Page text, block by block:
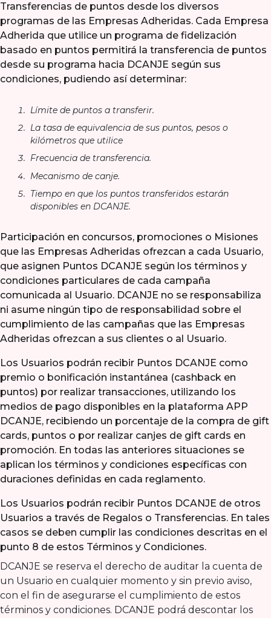
Transferencias de puntos desde los diversos
programas de las Empresas Adheridas. Cada Empresa
Adherida que utilice un programa de fidelización
basado en puntos permitirá la transferencia de puntos
desde su programa hacia DCANJE según sus
condiciones, pudiendo así determinar:
Límite de puntos a transferir.
La tasa de equivalencia de sus puntos, pesos o
kilómetros que utilice
Frecuencia de transferencia.
Mecanismo de canje.
Tiempo en que los puntos transferidos estarán
disponibles en DCANJE.
Participación en concursos, promociones o Misiones
que las Empresas Adheridas ofrezcan a cada Usuario,
que asignen Puntos DCANJE según los términos y
condiciones particulares de cada campaña
comunicada al Usuario. DCANJE no se responsabiliza
ni asume ningún tipo de responsabilidad sobre el
cumplimiento de las campañas que las Empresas
Adheridas ofrezcan a sus clientes o al Usuario.
Los Usuarios podrán recibir Puntos DCANJE como
premio o bonificación instantánea (cashback en
puntos) por realizar transacciones, utilizando los
medios de pago disponibles en la plataforma APP
DCANJE, recibiendo un porcentaje de la compra de gift
cards, puntos o por realizar canjes de gift cards en
promoción. En todas las anteriores situaciones se
aplican los términos y condiciones específicas con
duraciones definidas en cada reglamento.
Los Usuarios podrán recibir Puntos DCANJE de otros
Usuarios a través de Regalos o Transferencias. En tales
casos se deben cumplir las condiciones descritas en el
punto 8 de estos Términos y Condiciones.
DCANJE se reserva el derecho de auditar la cuenta de
un Usuario en cualquier momento y sin previo aviso,
con el fin de asegurarse el cumplimiento de estos
términos y condiciones. DCANJE podrá descontar los